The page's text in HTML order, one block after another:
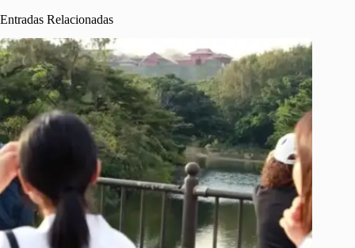
Entradas Relacionadas